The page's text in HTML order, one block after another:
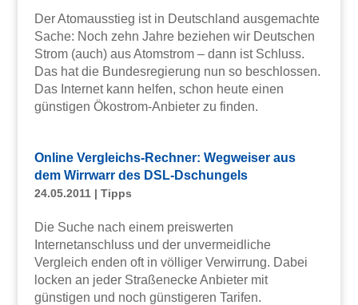
Der Atomausstieg ist in Deutschland ausgemachte
Sache: Noch zehn Jahre beziehen wir Deutschen
Strom (auch) aus Atomstrom – dann ist Schluss.
Das hat die Bundesregierung nun so beschlossen.
Das Internet kann helfen, schon heute einen
günstigen Ökostrom-Anbieter zu finden.
Online Vergleichs-Rechner: Wegweiser aus
dem Wirrwarr des DSL-Dschungels
24.05.2011| Tipps
Die Suche nach einem preiswerten
Internetanschluss und der unvermeidliche
Vergleich enden oft in völliger Verwirrung. Dabei
locken an jeder Straßenecke Anbieter mit
günstigen und noch günstigeren Tarifen.